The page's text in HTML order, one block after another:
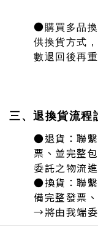
●購買多品
供換貨方式
數退回後再重
三、退換貨流程
●退貨：聯
票、並完整
委託之物流
●換貨： 聯
備完整發票
→將由我端